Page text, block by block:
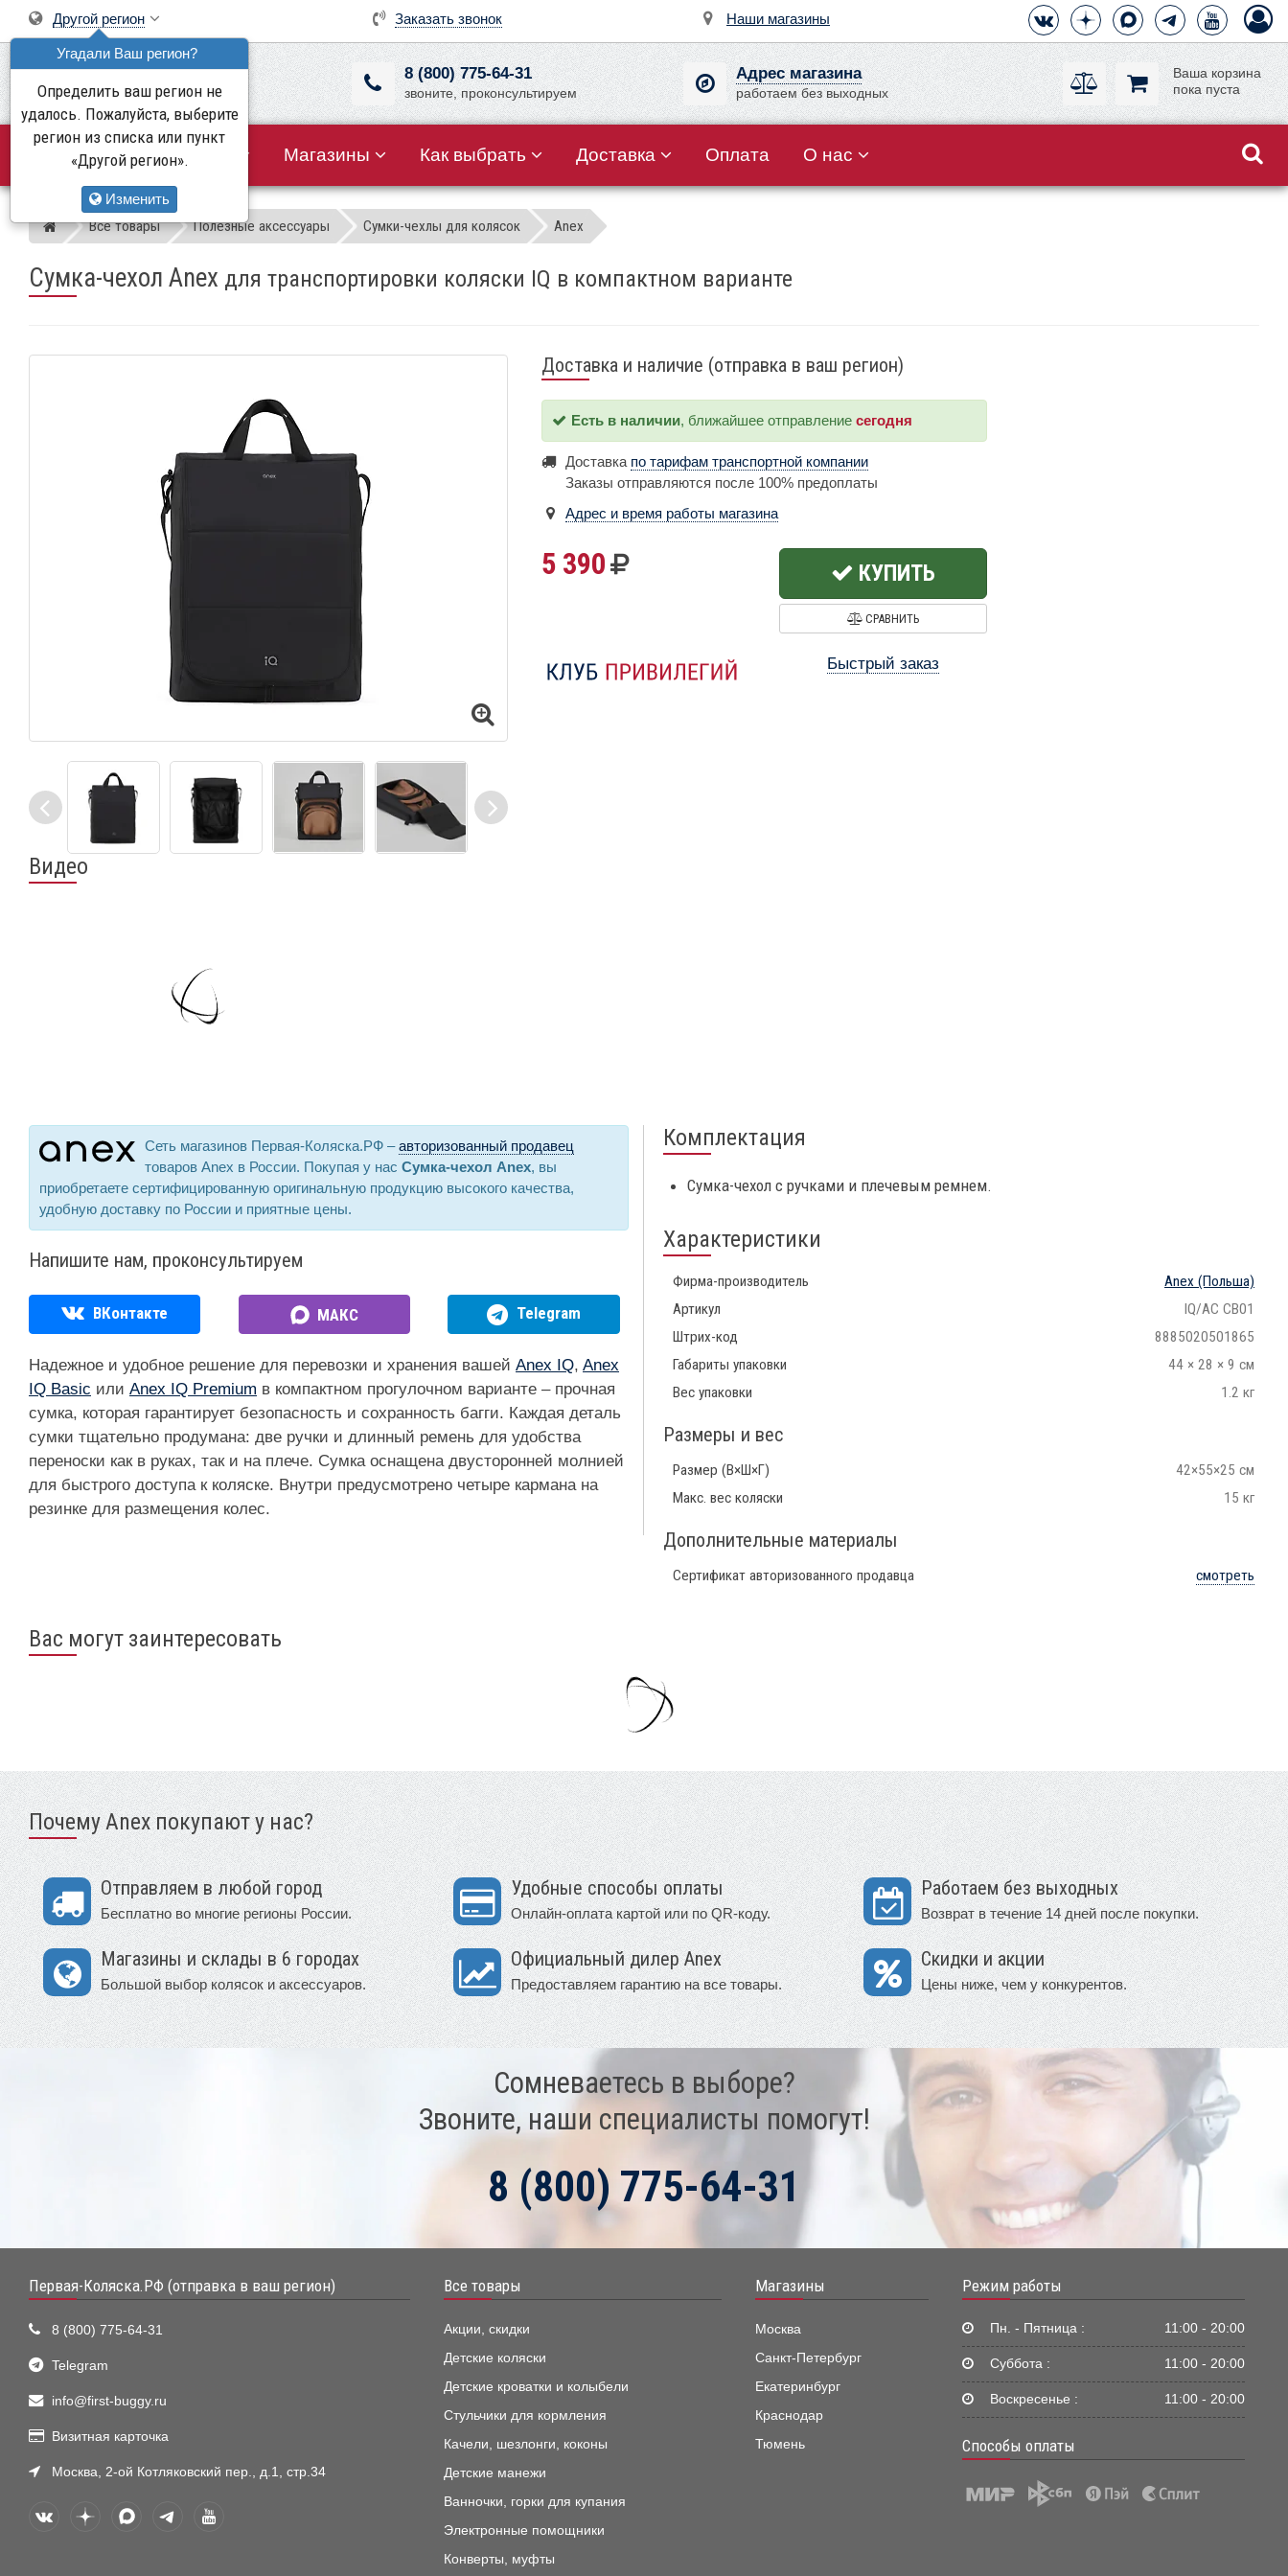
Заказать звонок Наши магазины
Другой регион
Угадали Ваш регион?
Определить ваш регион не
удалось. Пожалуйста, выберите
регион из списка или пункт
«Другой регион».
Изменить
8 (800) 775-64-31
звоните, проконсультируем
Адрес магазина
работаем без выходных
Ваша корзина
пока пуста
Все товары Акции Магазины Как выбрать Доставка Оплата О нас
Магазин детских колясок
Все товары Полезные аксессуары Сумки-чехлы для колясок Anex
Сумка-чехол Anex для транспортировки коляски IQ в компактном варианте
Доставка и наличие (отправка в ваш регион)
Есть в наличии, ближайшее отправление сегодня
Доставка по тарифам транспортной компании
Заказы отправляются после 100% предоплаты
Адрес и время работы магазина
5 390 КУПИТЬ
СРАВНИТЬ
Быстрый заказ
Видео
Сеть магазинов Первая-Коляска.РФ –авторизованный продавец
товаров Anex в России. Покупая у нас Сумка-чехол Anex, вы
приобретаете сертифицированную оригинальную продукцию высокого качества,
удобную доставку по России и приятные цены.
Напишите нам, проконсультируем
ВКонтакте МАКС Telegram
Надежное и удобное решение для перевозки и хранения вашей Anex IQ, Anex
IQ Basic или Anex IQ Premium в компактном прогулочном варианте – прочная
сумка, которая гарантирует безопасность и сохранность багги. Каждая деталь
сумки тщательно продумана: две ручки и длинный ремень для удобства
переноски как в руках, так и на плече. Сумка оснащена двусторонней молнией
для быстрого доступа к коляске. Внутри предусмотрено четыре кармана на
резинке для размещения колес.
Комплектация
Сумка-чехол с ручками и плечевым ремнем.
Характеристики
Фирма-производитель Anex (Польша)
Артикул
IQ/AC CB01
Штрих-код
8885020501865
Габариты упаковки
44 × 28 × 9 см
Вес упаковки
1.2 кг
Размеры и вес
Размер (В×Ш×Г)
42×55×25 см
Макс. вес коляски
15 кг
Дополнительные материалы
Сертификат авторизованного продавца смотреть
Вас могут заинтересовать
Почему Anex покупают у нас?
Отправляем в любой город
Бесплатно во многие регионы России.
Удобные способы оплаты
Онлайн-оплата картой или по QR-коду.
Работаем без выходных
Возврат в течение 14 дней после покупки.
Магазины и склады в 6 городах
Большой выбор колясок и аксессуаров.
Официальный дилер Anex
Предоставляем гарантию на все товары.
Скидки и акции
Цены ниже, чем у конкурентов.
Сомневаетесь в выборе?
Звоните, наши специалисты помогут!
8 (800) 775-64-31
Первая-Коляска.РФ (отправка в ваш регион)
8 (800) 775-64-31
Telegram
info@first-buggy.ru
Визитная карточка
Москва, 2-ой Котляковский пер., д.1, стр.34
Все товары
Акции, скидки
Детские коляски
Детские кроватки и колыбели
Стульчики для кормления
Качели, шезлонги, коконы
Детские манежи
Ванночки, горки для купания
Электронные помощники
Конверты, муфты
Магазины
Москва
Санкт-Петербург
Екатеринбург
Краснодар
Тюмень
Режим работы
Пн. - Пятница : 11:00 - 20:00
Суббота : 11:00 - 20:00
Воскресенье : 11:00 - 20:00
Способы оплаты